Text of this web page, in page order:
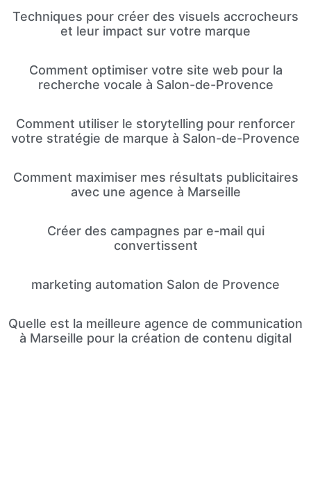
Techniques pour créer des visuels accrocheurs
et leur impact sur votre marque
Comment optimiser votre site web pour la
recherche vocale à Salon-de-Provence
Comment utiliser le storytelling pour renforcer
votre stratégie de marque à Salon-de-Provence
Comment maximiser mes résultats publicitaires
avec une agence à Marseille
Créer des campagnes par e-mail qui
convertissent
marketing automation Salon de Provence
Quelle est la meilleure agence de communication
à Marseille pour la création de contenu digital